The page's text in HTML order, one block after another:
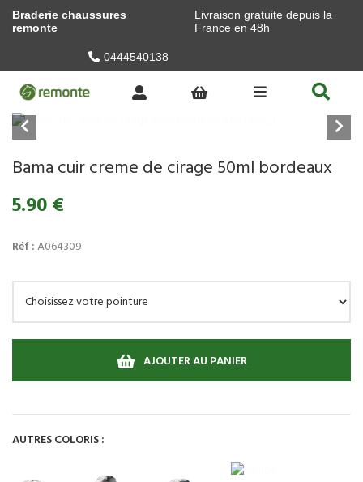
Braderie chaussures
remonte
Livraison gratuite depuis la
France en 48h
0444540138
Bama cuir creme de cirage 50ml bordeaux
5.90 €
Réf :A064309
AJOUTER AU PANIER
AUTRES COLORIS :